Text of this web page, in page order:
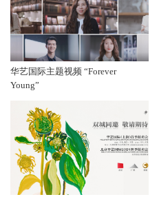
华艺国际主题视频 “Forever
Young”